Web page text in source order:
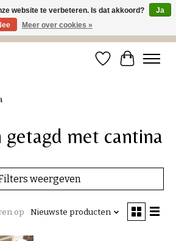
bij een bestelling > € 100 of afhalen in de winkel
Verlanglijst
getagd met cantina
weergeven
op Nieuwste producten
website te verbeteren. Is dat akkoord?
Ja
Meer over cookies »